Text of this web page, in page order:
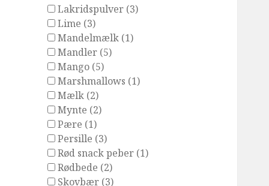
Lakridspulver (3)
Lime (3)
Mandelmælk (1)
Mandler (5)
Mango (5)
Marshmallows (1)
Mælk (2)
Mynte (2)
Pære (1)
Persille (3)
Rød snack peber (1)
Rødbede (2)
Skovbær (3)